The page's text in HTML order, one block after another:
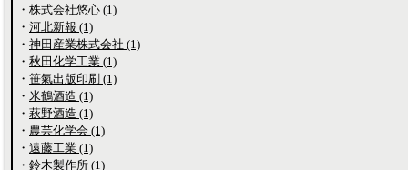
・ 株式会社悠心 (1)
・ 河北新報 (1)
・ 神田産業株式会社 (1)
・ 秋田化学工業 (1)
・ 笹氣出版印刷 (1)
・ 米鶴酒造 (1)
・ 萩野酒造 (1)
・ 農芸化学会 (1)
・ 遠藤工業 (1)
・ 鈴木製作所 (1)